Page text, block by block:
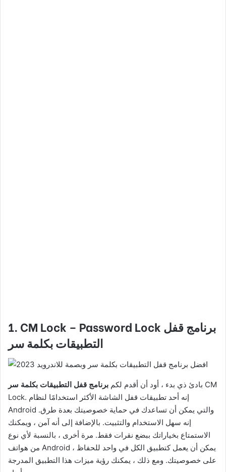
1. CM Lock – Password Lock برنامج قفل
التطبيقات بكلمة سر
بادئ ذي بدء ، أود أن أقدم لكم برنامج قفل التطبيقات بكلمة سر
CM
Lock. إنه أحد تطبيقات قفل الشاشة الأكثر استخدامًا لنظام
Android والتي يمكن أن تساعدك في حماية خصوصيتك بعدة طرق.
إنه سهل الاستخدام والتثبيت. بالإضافة إلى أنه آمن ، ويمكنك
الاستمتاع بخياراتك ببضع نقرات فقط. مرة أخرى ، بالنسبة لأي نوع
من هواتف Android ، يمكن أن يعمل كتطبيق الكل في واحد للحفاظ
على خصوصيتك. ومع ذلك ، يمكنك رؤية ميزات هذا التطبيق المدرجة